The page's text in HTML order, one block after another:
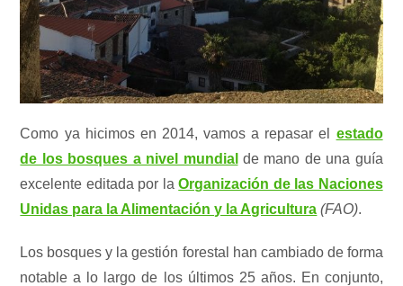
Como ya hicimos en 2014, vamos a repasar el estado
de los bosques a nivel mundial de mano de una guía
excelente editada por laOrganización de las Naciones
Unidas para la Alimentación y la Agricultura (FAO).
Los bosques y la gestión forestal han cambiado de forma
notable a lo largo de los últimos 25 años. En conjunto,